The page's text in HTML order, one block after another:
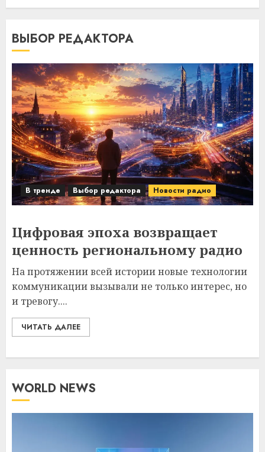
ВЫБОР РЕДАКТОРА
В тренде Выбор редактора Новости радио
Цифровая эпоха возвращает
ценность региональному радио
На протяжении всей истории новые технологии
коммуникации вызывали не только интерес, но
и тревогу....
ЧИТАТЬ ДАЛЕЕ
WORLD NEWS